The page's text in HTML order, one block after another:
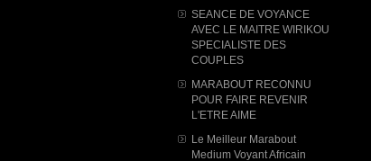
SEANCE DE VOYANCE
AVEC LE MAITRE WIRIKOU
SPECIALISTE DES
COUPLES
MARABOUT RECONNU
POUR FAIRE REVENIR
L'ETRE AIME
Le Meilleur Marabout
Medium Voyant Africain